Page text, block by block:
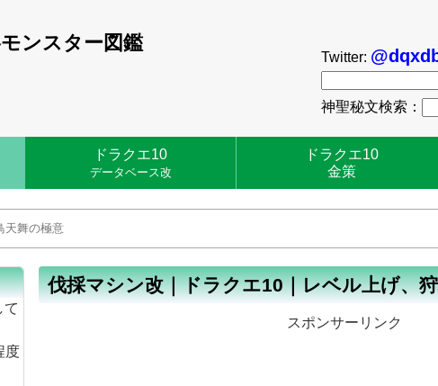
ンスター図鑑
Twitter:
神聖秘文検索：
ドラクエ10
データベース改
ドラクエ10
金策
伐採マシン改｜ドラクエ10｜レベル上げ、
スポンサーリンク
て
度